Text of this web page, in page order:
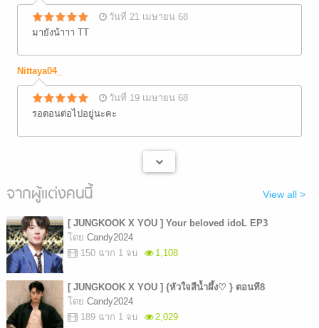
วันที่ 21 เมษายน 68
มายังน้าาา TT
Nittaya04_
วันที่ 19 เมษายน 68
รอตอนต่อไปอยู่นะคะ
จากผู้แต่งคนนี้ View all >
[ JUNGKOOK X YOU ] Your beloved idoL EP3
โดย Candy2024
150 ฉาก 1 จบ
1,108
[ JUNGKOOK X YOU ] {หัวใจสีน้ำผึ้ง♡ } ตอนที8
โดย Candy2024
189 ฉาก 1 จบ
2,029